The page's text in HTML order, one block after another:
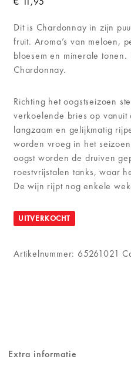
Dit is Chardonnay in zijn
fruit. Aroma’s van meloen,
bloesem en minerale
Chardonnay.
Richting het oogstseizoen
verkoelende bries op
langzaam en gelijkmatig
worden vroeg in het
oogst worden de druiven
roestvrijstalen tanks, waar
De wijn rijpt nog enkele
UITVERKOCHT
Artikelnummer: 65261021
Extra informatie